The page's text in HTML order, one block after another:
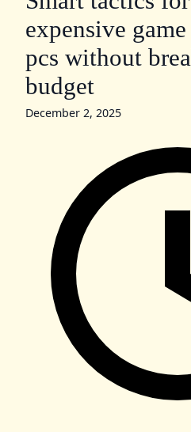
expensive
pcs without
budget
December 2, 2025